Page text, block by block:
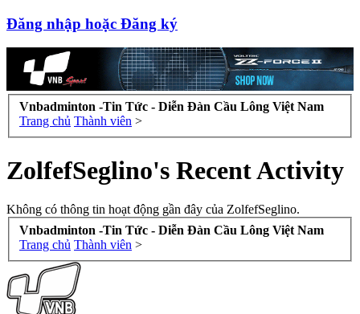
Đăng nhập hoặc Đăng ký
Vnbadminton -Tin Tức - Diễn Đàn Cầu Lông Việt Nam
Trang chủ Thành viên >
ZolfefSeglino's Recent Activity
Không có thông tin hoạt động gần đây của ZolfefSeglino.
Vnbadminton -Tin Tức - Diễn Đàn Cầu Lông Việt Nam
Trang chủ Thành viên >